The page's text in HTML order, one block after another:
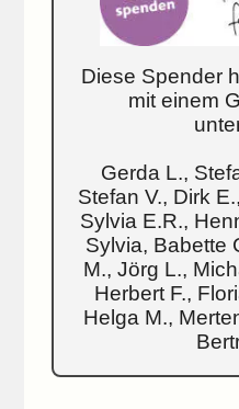
Diese Spender
mit einem
Gerda L.,
Stefan V., Dirk
Sylvia E.R.,
Sylvia, Babette
M., Jörg L.,
Herbert F.,
Helga M.,